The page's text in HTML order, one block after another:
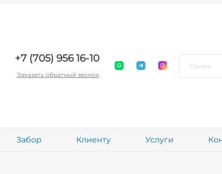
+7 (705) 956 16-10
Заказать обратный звонок
Забор Клиенту Услуги